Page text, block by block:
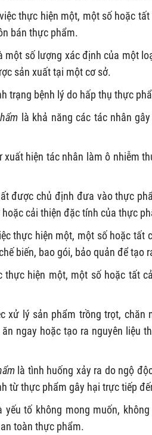
việc thực hiện một, một số hoặc
bán thực phẩm.
một số lượng xác định của một
sản xuất tại một cơ sở.
trạng bệnh lý do hấp thụ thực
là khả năng các tác nhân
xuất hiện tác nhân làm ô nhiễm
được chủ định đưa vào thực
cải thiện đặc tính của thực
thực hiện một, một số hoặc tất
biến, bao gói, bảo quản để tạo
thực hiện một, một số hoặc tất
xử lý sản phẩm trồng trọt,
ngay hoặc tạo ra nguyên liệu
là tình huống xảy ra do ngộ
từ thực phẩm gây hại trực tiếp
yếu tố không mong muốn,
toàn thực phẩm.